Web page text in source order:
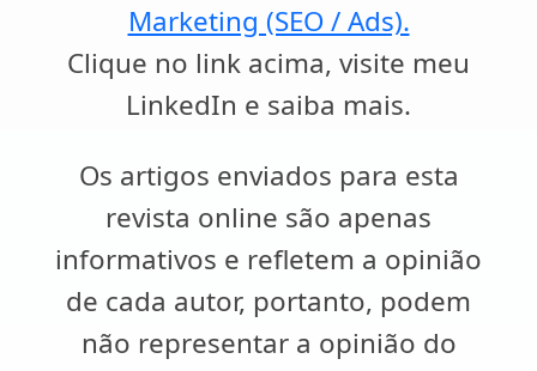
Marketing (SEO / Ads).
Clique no link acima, visite meu
LinkedIn e saiba mais.
Os artigos enviados para esta
revista online são apenas
informativos e refletem a opinião
de cada autor, portanto, podem
não representar a opinião do